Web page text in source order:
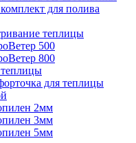
для полива
теплицы
500
800
для теплицы
2мм
3мм
5мм